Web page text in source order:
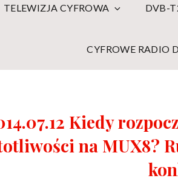
TELEWIZJA CYFROWA DVB-
CYFROWE RADIO
Kiedy
na MUX8?